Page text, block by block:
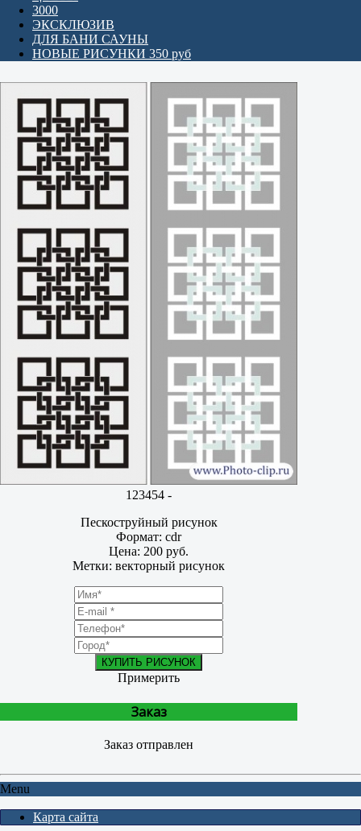
3000
ЭКСКЛЮЗИВ
ДЛЯ БАНИ САУНЫ
НОВЫЕ РИСУНКИ 350 руб
123454 -
Пескоструйный рисунок
Формат: cdr
Цена: 200 руб.
Метки: векторный рисунок
КУПИТЬ РИСУНОК
Примерить
Заказ
Заказ отправлен
Menu
Карта сайта